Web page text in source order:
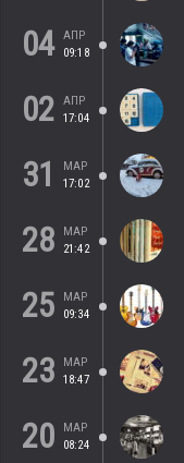
04 АПР
09:18
02
АПР
17:04
31
МАР
17:02
28
МАР
21:42
25
МАР
09:34
23
МАР
18:47
20
МАР
08:24